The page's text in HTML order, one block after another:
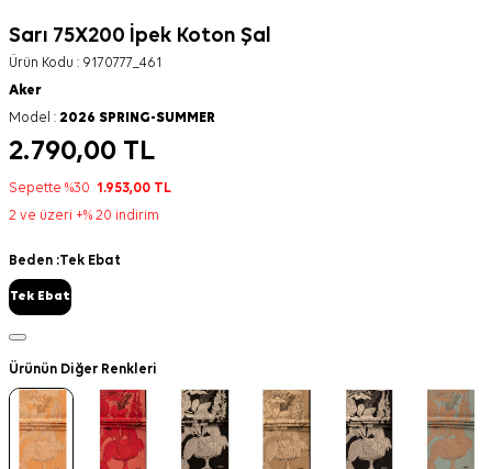
Sarı 75X200 İpek Koton Şal
Ürün Kodu : 9170777_461
Aker
Model : 2026 SPRING-SUMMER
2.790,00 TL
Sepette %30 1.953,00 TL
2 ve üzeri +% 20 indirim
Beden :Tek Ebat
Tek Ebat
Ürünün Diğer Renkleri